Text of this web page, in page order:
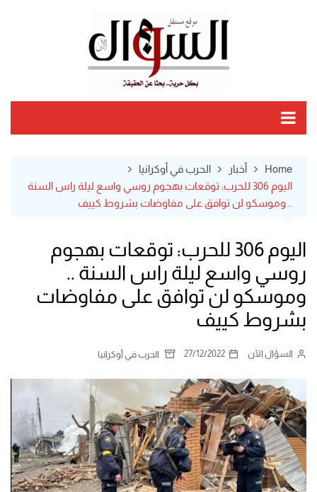
Home أخبار
الحرب في أوكرانيا
اليوم 306 للحرب: توقعات بهجوم روسي واسع ليلة راس السنة
.. وموسكو لن توافق على مفاوضات بشروط كييف
اليوم 306 للحرب: توقعات بهجوم
روسي واسع ليلة راس السنة ..
وموسكو لن توافق على مفاوضات
بشروط كييف
السؤال الآن 27/12/2022 الحرب في أوكرانيا